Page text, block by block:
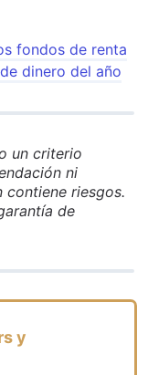
fondos de renta
dinero del año
un criterio
ni
contiene riesgos.
de
y